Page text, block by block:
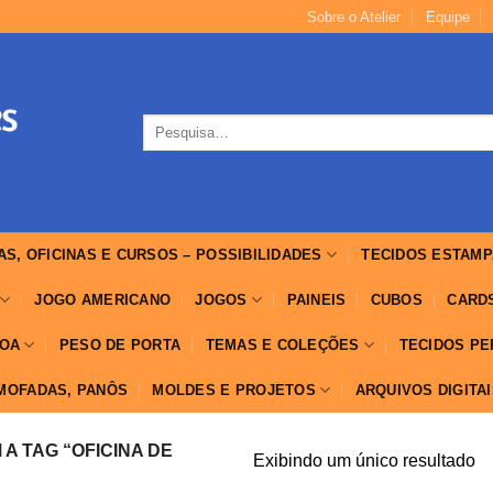
Sobre o Atelier Equipe
por:
OFICINAS E CURSOS – POSSIBILIDADES TECIDOS
JOGO AMERICANO JOGOS PAINEIS CUBOS
PESO DE PORTA TEMAS E COLEÇÕES TECIDOS
PANÔS MOLDES E PROJETOS ARQUIVOS
TAG “OFICINA DE
Exibindo um único resultado